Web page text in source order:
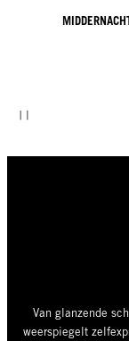
Van glanzende
weerspiegelt